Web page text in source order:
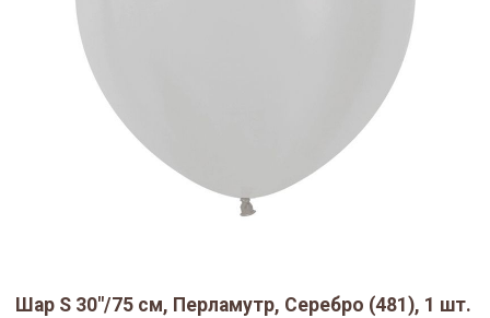
Шар S 30"/75 см, Перламутр, Серебро (481), 1 шт.